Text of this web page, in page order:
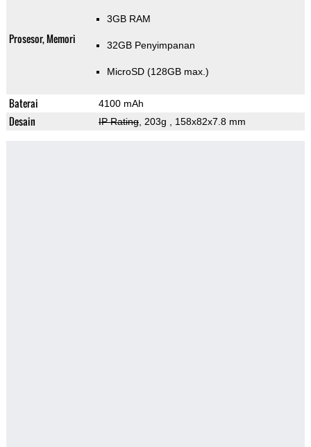
Prosesor, Memori
3GB RAM
32GB Penyimpanan
MicroSD (128GB max.)
Baterai 4100 mAh
Desain IP Rating, 203g , 158x82x7.8 mm